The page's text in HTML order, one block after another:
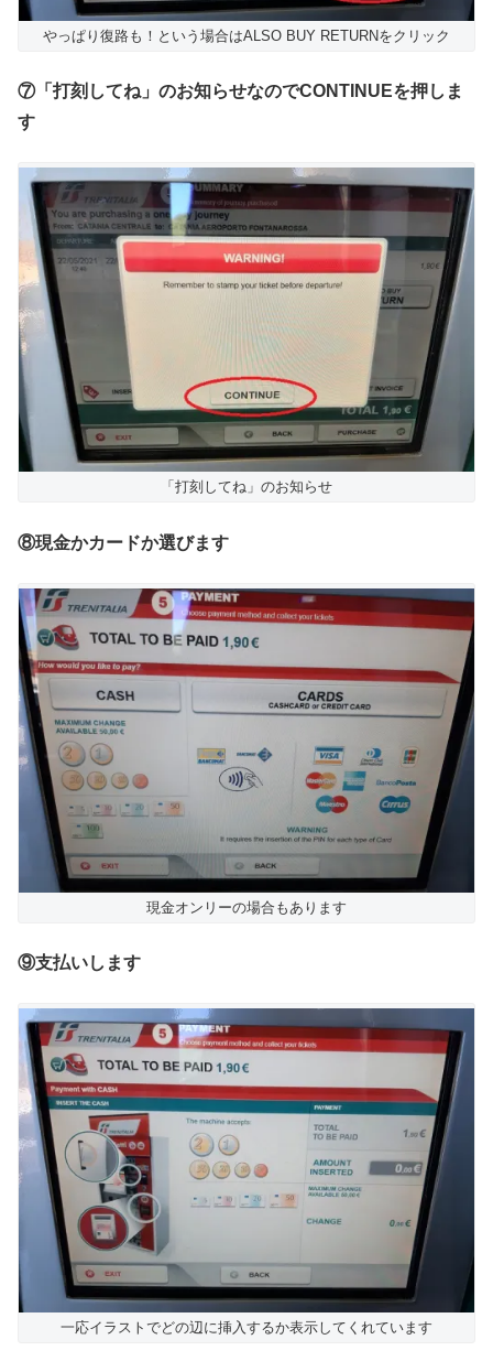
やっぱり復路も！という場合はALSO BUY RETURNをクリック
⑦「打刻してね」のお知らせなのでCONTINUEを押しま
す
「打刻してね」のお知らせ
⑧現金かカードか選びます
現金オンリーの場合もあります
⑨支払いします
一応イラストでどの辺に挿入するか表示してくれています